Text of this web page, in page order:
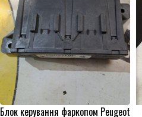
Блок керування фаркопом Peugeot